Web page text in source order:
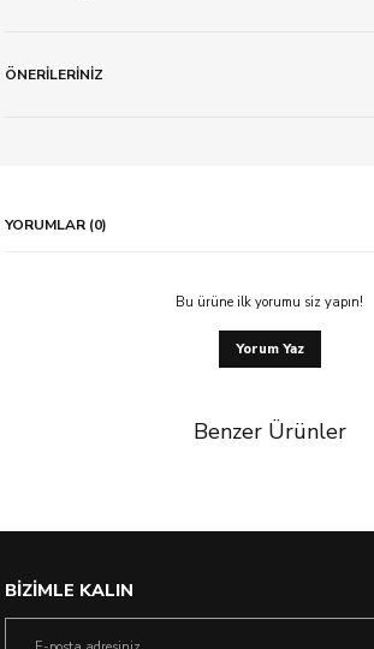
ÖNERİLERİNİZ
YORUMLAR (0)
Bu ürüne ilk yorumu siz yapın!
Yorum Yaz
Benzer Ürünler
BİZİMLE KALIN